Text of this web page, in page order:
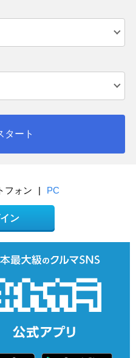
タート
フォン | PC
ン